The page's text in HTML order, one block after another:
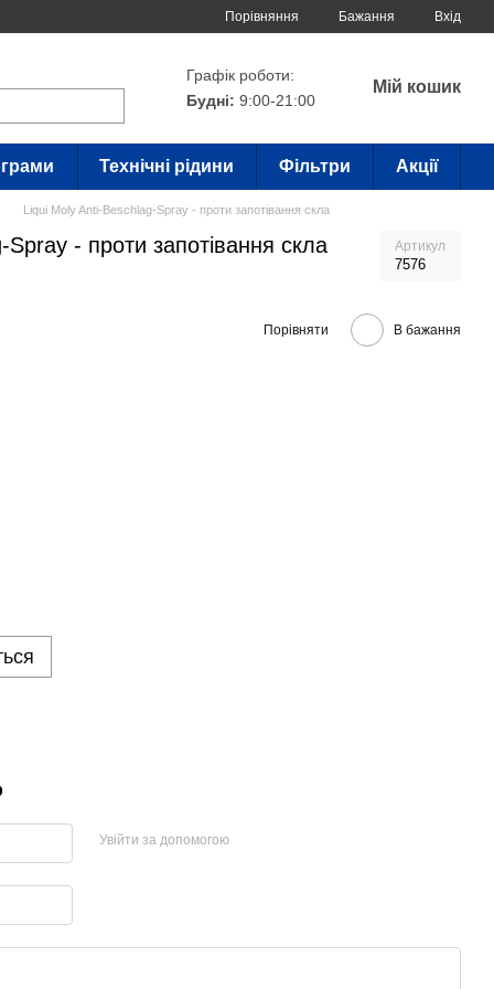
Порівняння Бажання Вхід
Графік роботи:
Будні: 9:00-21:00
Мій кошик
Технічні рідини Фільтри Акції
Liqui Moly Anti-Beschlag-Spray - проти запотівання скла
- проти запотівання скла Артикул
7576
Порівняти В бажання
Увійти за допомогою